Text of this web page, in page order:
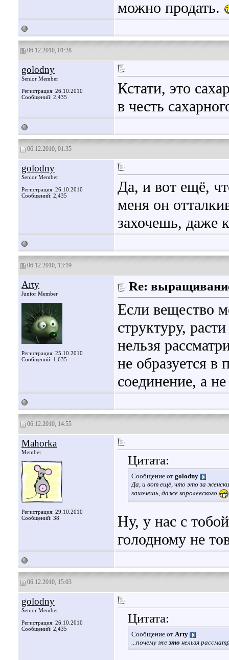
можно продать.
06.12.2010, 01:28
golodny
Senior Member
Регистрация: 26.10.2010
Сообщений: 2,435
Кстати, это
в честь
06.12.2010, 01:35
golodny
Senior Member
Регистрация: 26.10.2010
Сообщений: 2,435
Да, и вот ещё,
меня он
захочешь, даже
06.12.2010, 13:19
Arty
Junior Member
Регистрация: 25.10.2010
Сообщений: 1,635
Re:
Если вещество
структуру,
нельзя
не образуется в
соединение, а
06.12.2010, 14:55
Mahorka
Member
Регистрация: 29.10.2010
Сообщений: 38
Цитата:
Сообщение от golodny
Да, и вот ещё, что это за
захочешь, даже королевского
Ну, у нас с
голодному не
06.12.2010, 15:03
golodny
Senior Member
Регистрация: 26.10.2010
Сообщений: 2,435
Цитата:
Сообщение от Arty
...почему жеэто нельзя